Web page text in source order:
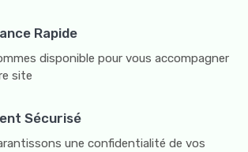
Rapide
disponible pour vous accompagner
site
Sécurisé
une confidentialité de vos